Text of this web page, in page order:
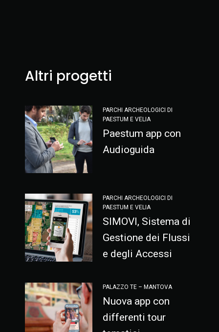
Altri progetti
PARCHI ARCHEOLOGICI DI
PAESTUM E VELIA
Paestum app con
Audioguida
PARCHI ARCHEOLOGICI DI
PAESTUM E VELIA
SIMOVI, Sistema di
Gestione dei Flussi
e degli Accessi
PALAZZO TE – MANTOVA
Nuova app con
differenti tour